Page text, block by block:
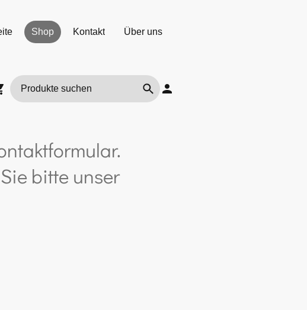
Shop Kontakt Über uns
bitte unser